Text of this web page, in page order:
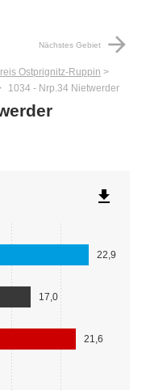
Nächstes Gebiet arrow_forward
Ostprignitz-Ruppin
1034 - Nrp.34 Nietwerder
22,9
17,0
21,6
file_download